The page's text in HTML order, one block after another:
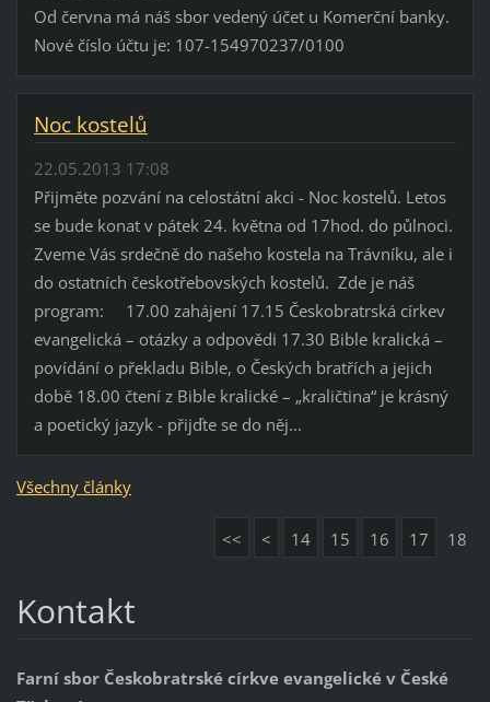
Od června má náš sbor vedený účet u Komerční banky.
Nové číslo účtu je: 107-154970237/0100
Noc kostelů
22.05.2013 17:08
Přijměte pozvání na celostátní akci - Noc kostelů. Letos
se bude konat v pátek 24. května od 17hod. do půlnoci.
Zveme Vás srdečně do našeho kostela na Trávníku, ale i
do ostatních českotřebovských kostelů. Zde je náš
program: 17.00 zahájení 17.15 Českobratrská církev
evangelická – otázky a odpovědi 17.30 Bible kralická –
povídání o překladu Bible, o Českých bratřích a jejich
době 18.00 čtení z Bible kralické – „kraličtina“ je krásný
a poetický jazyk - přijďte se do něj...
Všechny články
<< < 14 15 16 17 18
Kontakt
Farní sbor Českobratrské církve evangelické v České